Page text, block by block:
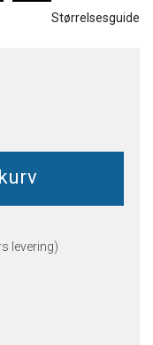
Størrelsesguide
levering)